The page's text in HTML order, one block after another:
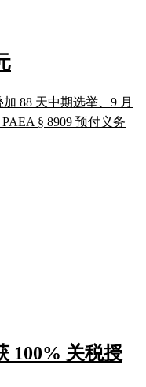
88 天中期选举、9 月
§ 8909 预付义务
100% 关税授